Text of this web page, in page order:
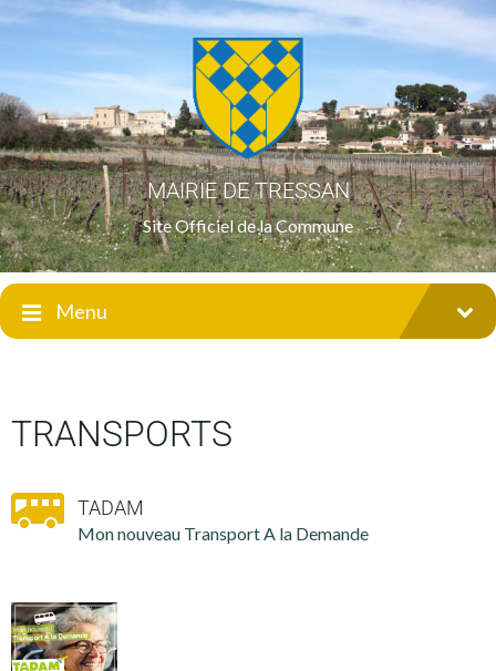
MAIRIE DE TRESSAN
Site Officiel de la Commune
Menu
TRANSPORTS
TADAM
Mon nouveau Transport A la Demande